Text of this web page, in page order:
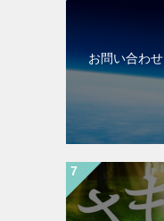
お問い合わせ